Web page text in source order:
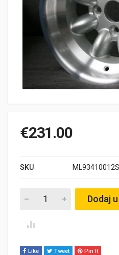
€231.00
SKU
Opel Kadett B, GT, Olympia
Dodaj
Like Tweet Pin It